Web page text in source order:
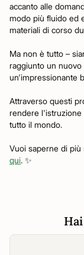
accanto alle
modo più fluido ed
materiali di corso
Ma non è tutto –
raggiunto un
un'impressionante
Attraverso questi
rendere
tutto il mondo.
Vuoi saperne di più
qui. ✨